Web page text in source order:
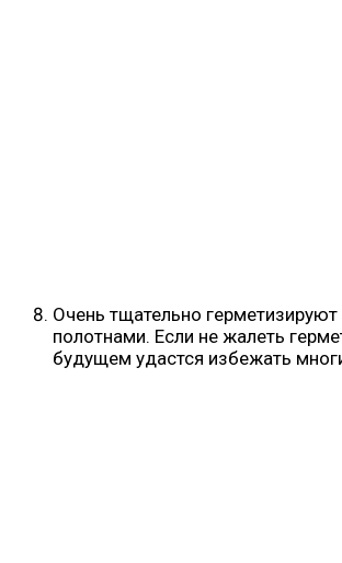
Очень тщательно
полотнами. Если не жалеть
будущем удастся избежать